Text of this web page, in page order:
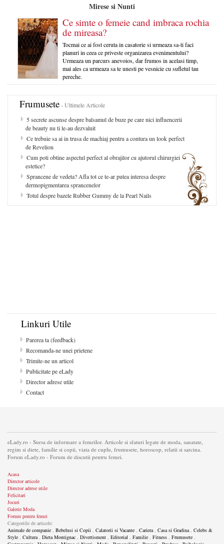
Mirese si Nunti
Ce simte o femeie cand imbraca rochia
de mireasa?
Tocmai ce ai fost ceruta in casatorie si urmeaza sa-ti faci
planuri in ceea ce priveste organizarea evenimentului?
Urmeaza un parcurs anevoios, dar frumos in acelasi timp,
mai ales ca urmeaza sa te unesti pe vesnicie cu sufletul tau
pereche.
Frumusete- Ultimele Articole
5 secrete ascunse despre balsamul de buze pe care nici influencerii
de beauty nu ti le-au dezvaluit
Ce trebuie sa ai in trusa de machiaj pentru a contura un look perfect
de Revelion
Cum poti obtine aspectul perfect al obrajilor cu ajutorul chirurgiei
estetice?
Sprancene de vedeta? Afla tot ce te-ar putea interesa despre
dermopigmentarea sprancenelor
Totul despre bazele Rubber Gummy de la Pearl Nails
Linkuri Utile
Parerea ta (feedback)
Recomanda-ne unei prietene
Trimite-ne un articol
Publicitate pe eLady
Director adrese utile
Contact
eLady.ro - Sursa de informare a femeilor. Articole si sfaturi legate de moda, sanatate,
regim si diete, familie si copii, viata de cuplu, frumusete, horoscop, relatii si sarcina.
Forum eLady.ro - Forum de discutii pentru femei.
Acasa
Director articole
Director adrese utile
Felicitari
Jocuri
Galerie Moda
Forum pentru femei
Categoriile de articole:
Animale de companie , Bebelusi si Copii , Calatorii si Vacante , Cariera, Casa si Gradina, Celebs &
Style , Cultura, Dieta Montignac , Divertisment , Editorial , Familie , Fitness , Frumusete ,